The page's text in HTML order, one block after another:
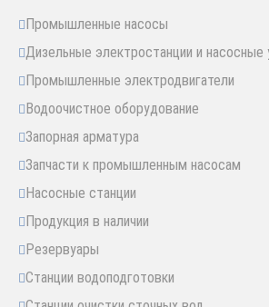
Промышленные насосы
Дизельные электростанции и насосные
Промышленные электродвигатели
Водоочистное оборудование
Запорная арматура
Запчасти к промышленным насосам
Насосные станции
Продукция в наличии
Резервуары
Станции водоподготовки